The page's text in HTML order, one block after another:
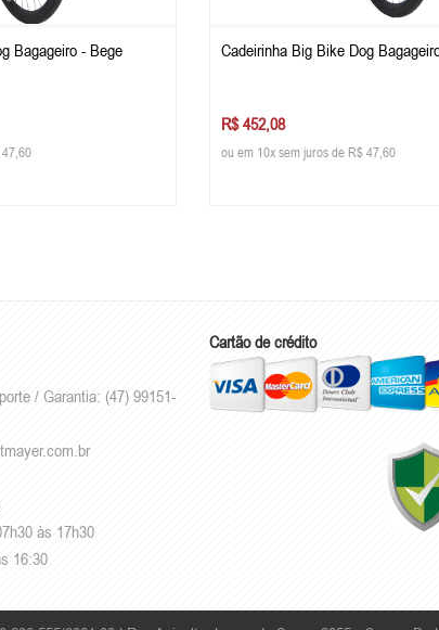
Bagageiro - Bege Cadeirinha Big Bike Dog
R$ 452,08
ou em 10x sem juros de R$ 47,60
/ Garantia: (47) 99151-
às 17h30
16:30
Cartão de crédito